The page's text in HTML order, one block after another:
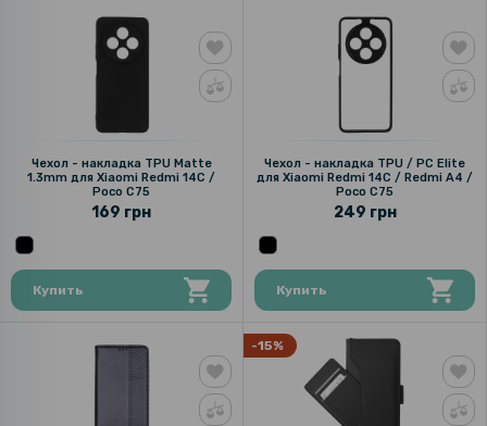
Чехол - накладка TPU Matte
1.3mm для Xiaomi Redmi 14C /
Poco C75
169 грн
Купить
Чехол - накладка TPU / PC Elite
для Xiaomi Redmi 14C / Redmi A4 /
Poco C75
249 грн
Купить
-15%